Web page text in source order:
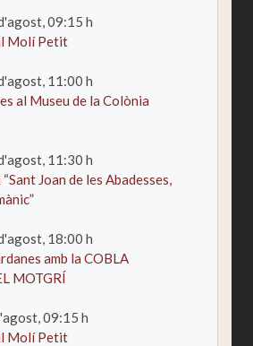
09:15 h
Molí Petit
11:00 h
al Museu de la Colònia
11:30 h
Joan de les Abadesses,
18:00 h
amb la COBLA
MOTGRÍ
09:15 h
Molí Petit